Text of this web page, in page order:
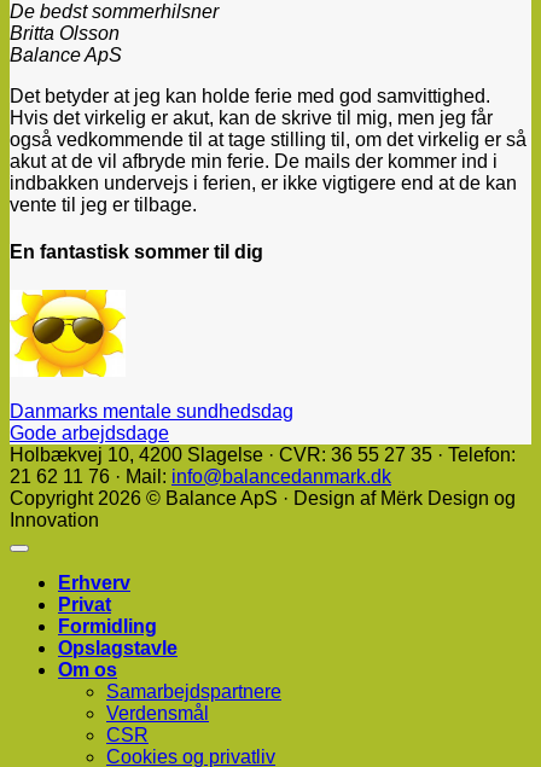
De bedst sommerhilsner
Britta Olsson
Balance ApS
Det betyder at jeg kan holde ferie med god samvittighed.
Hvis det virkelig er akut, kan de skrive til mig, men jeg får
også vedkommende til at tage stilling til, om det virkelig er så
akut at de vil afbryde min ferie. De mails der kommer ind i
indbakken undervejs i ferien, er ikke vigtigere end at de kan
vente til jeg er tilbage.
En fantastisk sommer til dig
Danmarks mentale sundhedsdag
Gode arbejdsdage
Holbækvej 10, ​4200 Slagelse · CVR: 36 55 27 35 · Telefon:
21 62 11 76 · Mail: info@balancedanmark.dk
Copyright 2026 © Balance ApS · Design af Mërk Design og
Innovation
Erhverv
Privat
Formidling
Opslagstavle
Om os
Samarbejdspartnere
Verdensmål
CSR
Cookies og privatliv